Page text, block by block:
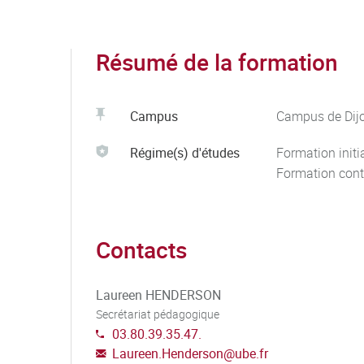
Résumé de la formation
Campus Campus de
Régime(s) d'études
Formation
Formation
Contacts
Laureen HENDERSON
Secrétariat pédagogique
03.80.39.35.47.
Laureen.Henderson@ube.fr